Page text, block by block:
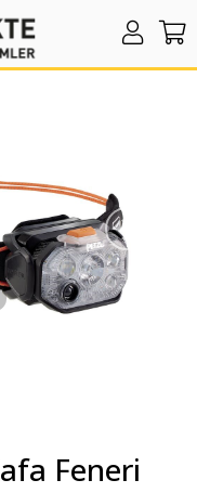
›
Feneri